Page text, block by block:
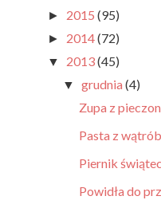
► 2015 (95)
► 2014(72)
▼ 2013(45)
▼grudnia(4)
Zupa z
Pasta z
Piernik
Powidła do